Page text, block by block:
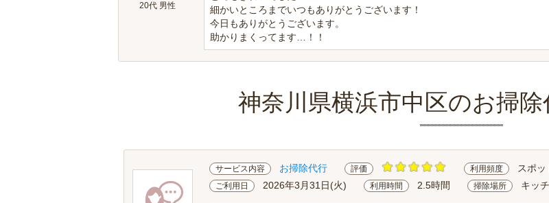
20代 男性
細かいところまでいつもありがとうございます！
今日もありがとうございます。
助かりまくってます…！！
神奈川県横浜市中区のお掃除
サービス内容 お掃除代行 評価 利用頻度 スポッ
ご利用日 2026年3月31日(火) 利用時間 2.5時間 掃除場所 キッ